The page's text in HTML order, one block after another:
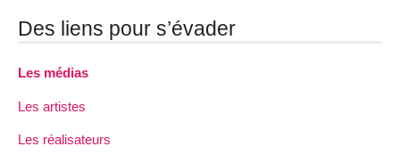
Des liens pour s’évader
Les médias
Les artistes
Les réalisateurs